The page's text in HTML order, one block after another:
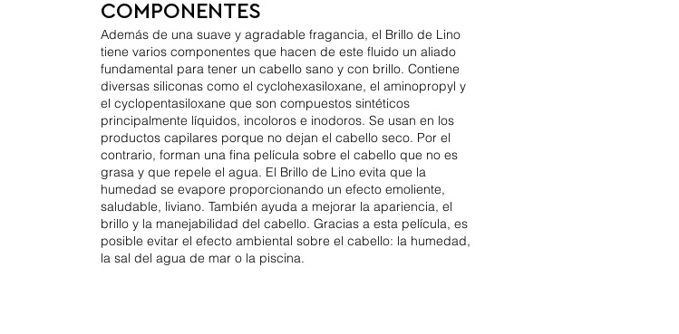
COMPONENTES
Además de una suave y agradable fragancia, el Brillo de Lino
tiene varios componentes que hacen de este fluido un aliado
fundamental para tener un cabello sano y con brillo. Contiene
diversas siliconas como el cyclohexasiloxane, el aminopropyl y
el cyclopentasiloxane que son compuestos sintéticos
principalmente líquidos, incoloros e inodoros. Se usan en los
productos capilares porque no dejan el cabello seco. Por el
contrario, forman una fina película sobre el cabello que no es
grasa y que repele el agua. El Brillo de Lino evita que la
humedad se evapore proporcionando un efecto emoliente,
saludable, liviano. También ayuda a mejorar la apariencia, el
brillo y la manejabilidad del cabello. Gracias a esta película, es
posible evitar el efecto ambiental sobre el cabello: la humedad,
la sal del agua de mar o la piscina.